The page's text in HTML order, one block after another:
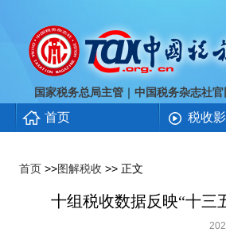
国家税务总局主管 ｜ 中国税务杂志社官
首页 税收
首页 >>图解税收 >> 正文
十组税收数据反映“十三